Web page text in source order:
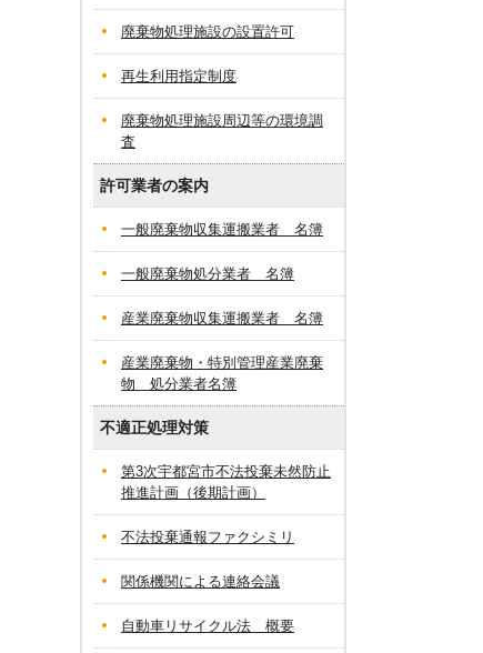
廃棄物処理施設の設置許可
再生利用指定制度
廃棄物処理施設周辺等の環境調
査
許可業者の案内
一般廃棄物収集運搬業者 名簿
一般廃棄物処分業者 名簿
産業廃棄物収集運搬業者 名簿
産業廃棄物・特別管理産業廃棄
物 処分業者名簿
不適正処理対策
第3次宇都宮市不法投棄未然防止
推進計画（後期計画）
不法投棄通報ファクシミリ
関係機関による連絡会議
自動車リサイクル法 概要